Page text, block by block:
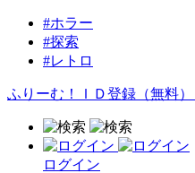
#ホラー
#探索
#レトロ
ふりーむ！ＩＤ登録（無料）
ログイン